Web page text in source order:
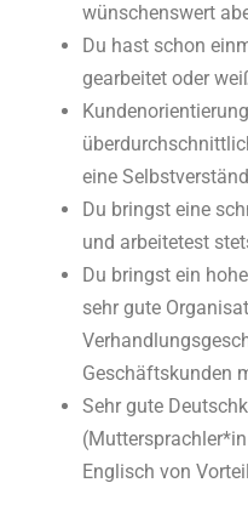
wünschenswert
Du hast schon
gearbeitet oder
eine
Du bringst eine
und arbeitetest
Du bringst ein
sehr gute
Geschäftskunden
Sehr gute
Englisch von Vorteil